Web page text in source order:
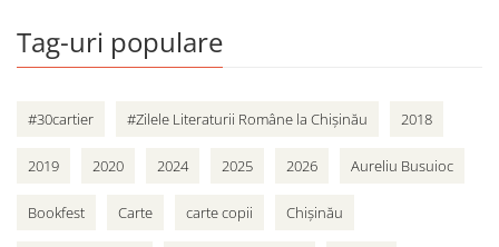
Tag-uri populare
#30cartier #Zilele Literaturii Române la Chișinău 2018
2019 2020 2024 2025 2026 Aureliu Busuioc
Bookfest Carte carte copii Chișinău